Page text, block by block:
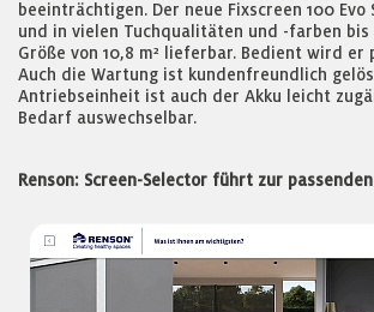
beeinträchtigen. Der neue Fixscreen 100
und in vielen Tuchqualitäten und -farben bis
Größe von 10,8 m² lieferbar. Bedient wird er
Auch die Wartung ist kundenfreundlich
Antriebseinheit ist auch der Akku leicht
Bedarf auswechselbar.
Renson: Screen-Selector führt zur